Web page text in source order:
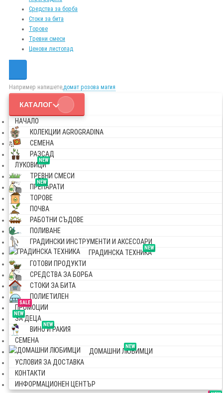
Средства за борба
Стоки за бита
Торове
Тревни смеси
Ценови листопад
Например напишете,домат розова магия
КАТАЛОГ
НАЧАЛО
КОЛЕКЦИИ AGROGRADINA
СЕМЕНА
РАЗСАД
NEW
ЛУКОВИЦИ
ТРЕВНИ СМЕСИ
NEW
ПРЕПАРАТИ
ТОРОВЕ
ПОЧВА
РАБОТНИ СЪДОВЕ
ПОЛИВАНЕ
ГРАДИНСКИ ИНСТРУМЕНТИ И АКСЕСОАРИ
NEW
ГРАДИНСКА ТЕХНИКА
ГОТОВИ ПРОДУКТИ
СРЕДСТВА ЗА БОРБА
СТОКИ ЗА БИТА
ПОЛИЕТИЛЕН
SALE
ПРОМОЦИИ
NEW
ЗА ДЕЦА
NEW
ВИНО И РАКИЯ
СЕМЕНА
NEW
ДОМАШНИ ЛЮБИМЦИ
УСЛОВИЯ ЗА ДОСТАВКА
КОНТАКТИ
ИНФОРМАЦИОНЕН ЦЕНТЪР